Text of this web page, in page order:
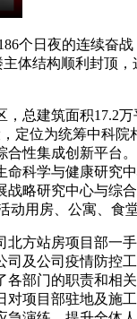
个日夜的连续奋战
体结构顺利封顶
总建筑面积17.2万
定位为统筹中科院
性集成创新平台
科学与健康研究
略研究中心与综
动用房、公寓、食
方站房项目部一
及公司疫情防控
部门的职责和相
项目部驻地及施